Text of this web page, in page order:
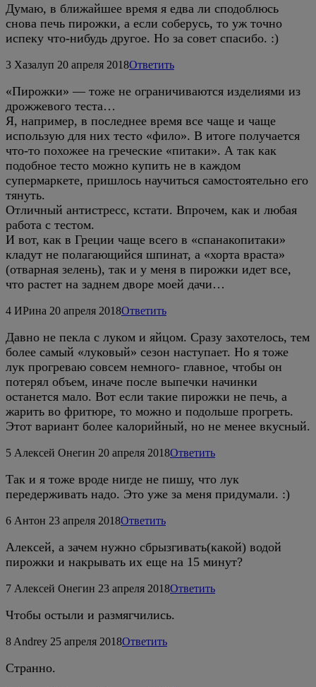
Думаю, в ближайшее время я едва ли сподоблюсь
снова печь пирожки, а если соберусь, то уж точно
испеку что-нибудь другое. Но за совет спасибо. :)
3 Хазалуп 20 апреля 2018Ответить
«Пирожки» — тоже не ограничиваются изделиями из
дрожжевого теста…
Я, например, в последнее время все чаще и чаще
использую для них тесто «фило». В итоге получается
что-то похожее на греческие «питаки». А так как
подобное тесто можно купить не в каждом
супермаркете, пришлось научиться самостоятельно его
тянуть.
Отличный антистресс, кстати. Впрочем, как и любая
работа с тестом.
И вот, как в Греции чаще всего в «спанакопитаки»
кладут не полагающийся шпинат, а «хорта враста»
(отварная зелень), так и у меня в пирожки идет все,
что растет на заднем дворе моей дачи…
4 ИРина 20 апреля 2018Ответить
Давно не пекла с луком и яйцом. Сразу захотелось, тем
более самый «луковый» сезон наступает. Но я тоже
лук прогреваю совсем немного- главное, чтобы он
потерял объем, иначе после выпечки начинки
останется мало. Вот если такие пирожки не печь, а
жарить во фритюре, то можно и подольше прогреть.
Этот вариант более калорийный, но не менее вкусный.
5 Алексей Онегин 20 апреля 2018Ответить
Так и я тоже вроде нигде не пишу, что лук
передерживать надо. Это уже за меня придумали. :)
6 Антон 23 апреля 2018Ответить
Алексей, а зачем нужно сбрызгивать(какой) водой
пирожки и накрывать их еще на 15 минут?
7 Алексей Онегин 23 апреля 2018Ответить
Чтобы остыли и размягчились.
8 Andrey 25 апреля 2018Ответить
Странно.